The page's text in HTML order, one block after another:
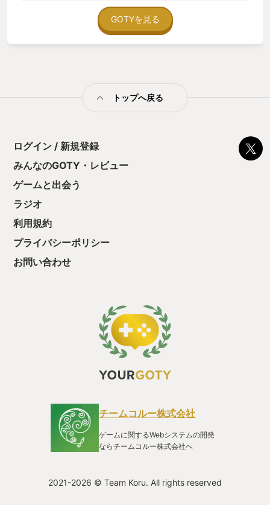
ってNintendoオンラインに登録していなかったせいで公式の抽
選対象から弾かれ、逆に意地になって抽選に申し込みまくり、
結果当選した。 発売日に手に入れてはしゃいでいる中、ちょう
による戦力差”である。 ｢コントローラなんて久々に握ったよ！｣
画面でゲーム一覧を眺めていると… いつぞやにセールで買った
気がした。 それが今年のYourGOTY、 ｢アルパカボール オール
スター｣ である。 --- ｢アルパカボール オールスター｣ スマッシ
ュブラザーズDX、みたいな名前の響きをしているが、別に続編
でもデラックスエディションでもない。 アルパカボール オール
何に惹かれて買ったのか覚えてない。 公式サイトを見ると、
ティーゲームでトロフィーを獲得しよう！｣ と書いてあった。
何も分からん。 今物理学って言ったか？？？ 実況動画も上がっ
てたが、 ｢調べずに挑んだ方がきっと面白いよ｣ と脳内の自分が
ムを起動。 ﾃｯﾃﾚｯﾃｯﾃﾃｯ、ﾋﾟｨｰｯ(笛)⤴︎⤴︎ 起動するやいなや、馬鹿み
たいなジングルと共にタイトルが現れる。 画面には大暴れする
アルパカたちと破裂するクラッカー。 バックではおっさんの陽
気な歌。 ひと目で分かる。 バカゲーだ。 内容はまだ全く分か
らないが、 まぁ多分サッカーをするゲームなんだろう。 どこか
ひとつくらいあるかもしれない。 ピンと来てない友達を尻目に
ったことにして進む。 チーム分けするよう促され、いそいそと
2チームに分かれるアルパカたち。 決定ボタン押下して、つい
に試合開始。 …の前に、まず画面に操作説明が表示された。 あ
ぁ良かった、ちゃんと説明あるんだ。 ふむふむ、スティックで
操作ね。えーっと、シュートはどのボタンで…と確認している
ドに放り出されたアルパカたち。 我々に何をしろと言うのか。
GOTYを見る
トップへ戻る
ログイン / 新規登録
みんなのGOTY・レビュー
ゲームと出会う
ラジオ
利用規約
プライバシーポリシー
お問い合わせ
チームコルー株式会社
ゲームに関するWebシステムの開発
ならチームコルー株式会社へ
2021-2026 © Team Koru. All rights reserved